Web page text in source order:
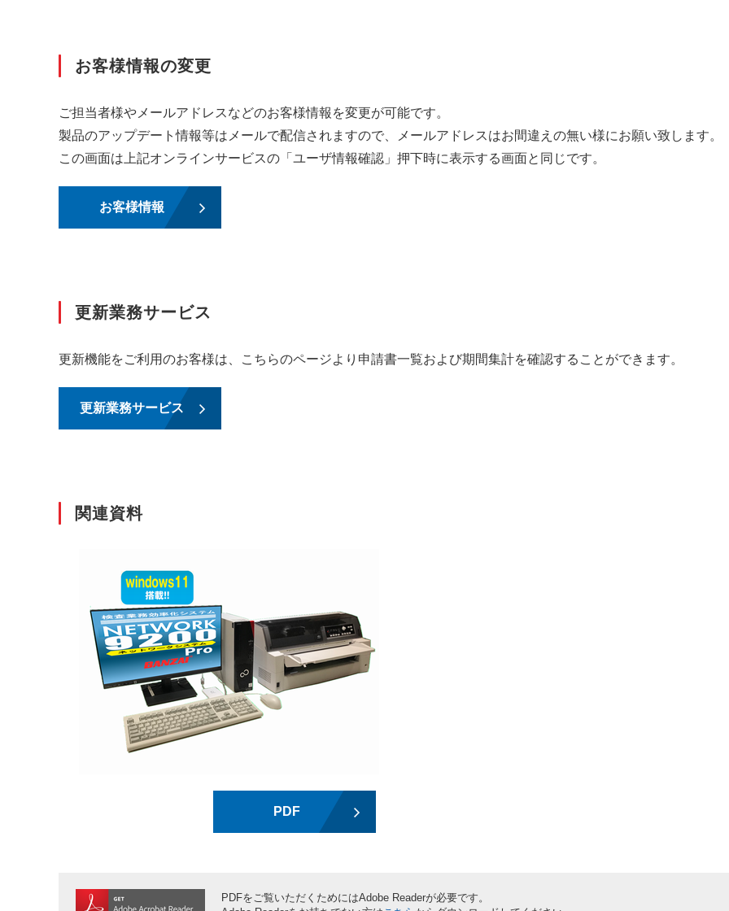
お客様情報の変更
ご担当者様やメールアドレスなどのお客様情報を変更が可能です。
製品のアップデート情報等はメールで配信されますので、メールアドレスはお間違えの無い様にお願い致します。
この画面は上記オンラインサービスの「ユーザ情報確認」押下時に表示する画面と同じです。
お客様情報
更新業務サービス
更新機能をご利用のお客様は、こちらのページより申請書一覧および期間集計を確認することができます。
更新業務サービス
関連資料
PDF
PDFをご覧いただくためにはAdobe Readerが必要です。